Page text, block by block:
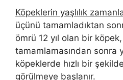
Köpeklerin yaşlılık
üçünü tamamladıktan
ömrü 12 yıl olan bir köpek,
tamamlamasından sonra
köpeklerde hızlı bir
görülmeye başlanır.